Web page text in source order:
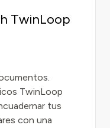
TwinLoop
TwinLoop
tus
con una